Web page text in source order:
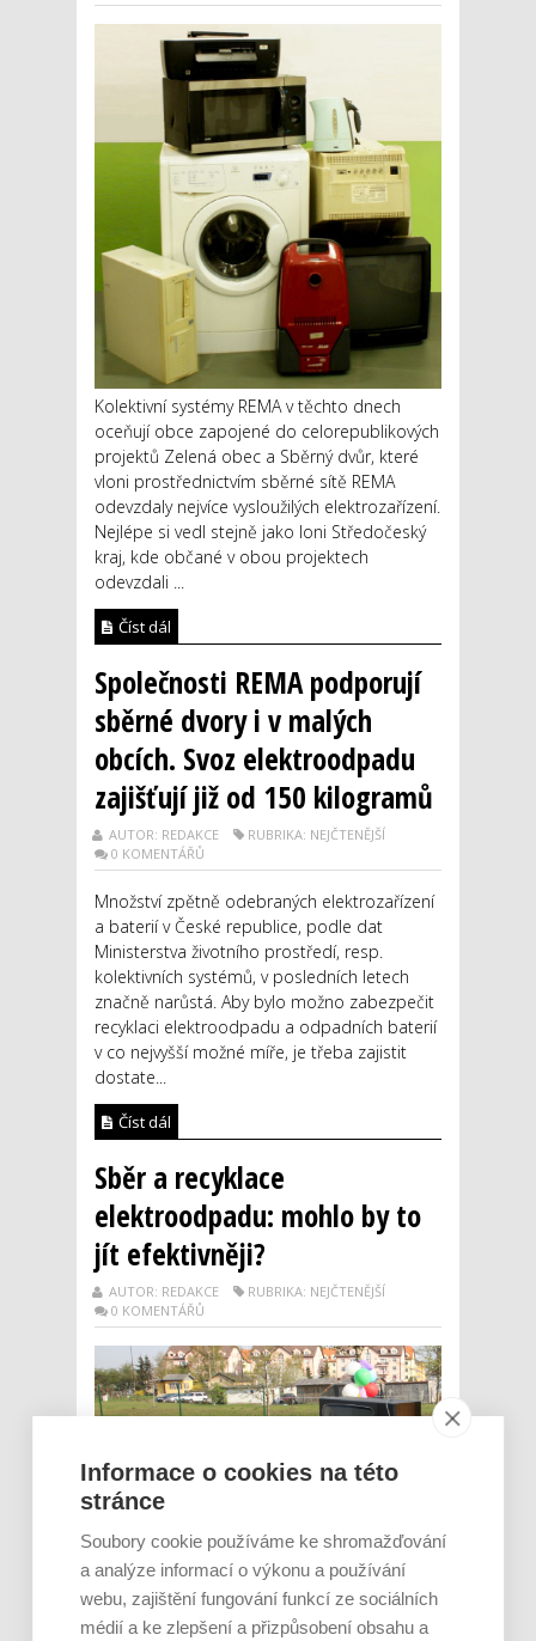
Kolektivní systémy REMA v těchto dnech
oceňují obce zapojené do celorepublikových
projektů Zelená obec a Sběrný dvůr, které
vloni prostřednictvím sběrné sítě REMA
odevzdaly nejvíce vysloužilých elektrozařízení.
Nejlépe si vedl stejně jako loni Středočeský
kraj, kde občané v obou projektech
odevzdali ...
Číst dál
Společnosti REMA podporují
sběrné dvory i v malých
obcích. Svoz elektroodpadu
zajišťují již od 150 kilogramů
AUTOR: REDAKCE
RUBRIKA: NEJČTENĚJŠÍ
0 KOMENTÁŘŮ
Množství zpětně odebraných elektrozařízení
a baterií v České republice, podle dat
Ministerstva životního prostředí, resp.
kolektivních systémů, v posledních letech
značně narůstá. Aby bylo možno zabezpečit
recyklaci elektroodpadu a odpadních baterií
v co nejvyšší možné míře, je třeba zajistit
dostate...
Číst dál
Sběr a recyklace
elektroodpadu: mohlo by to
jít efektivněji?
AUTOR: REDAKCE
RUBRIKA: NEJČTENĚJŠÍ
0 KOMENTÁŘŮ
Informace o cookies na této
stránce
Soubory cookie používáme ke shromažďování
a analýze informací o výkonu a používání
webu, zajištění fungování funkcí ze sociálních
médií a ke zlepšení a přizpůsobení obsahu a